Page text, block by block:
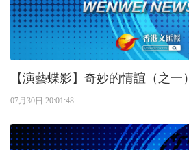
【演藝蝶影】奇妙的情誼（之一）
07月30日 20:01:48